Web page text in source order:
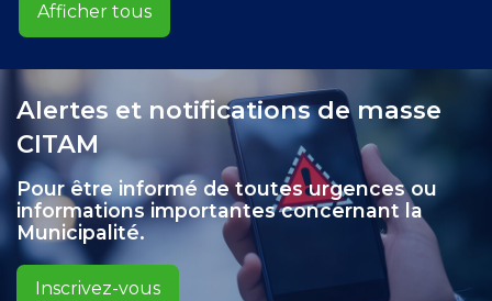
Afficher tous
Alertes et notifications de masse
CITAM
Pour être informé de toutes urgences ou
informations importantes concernant la
Municipalité.
Inscrivez-vous